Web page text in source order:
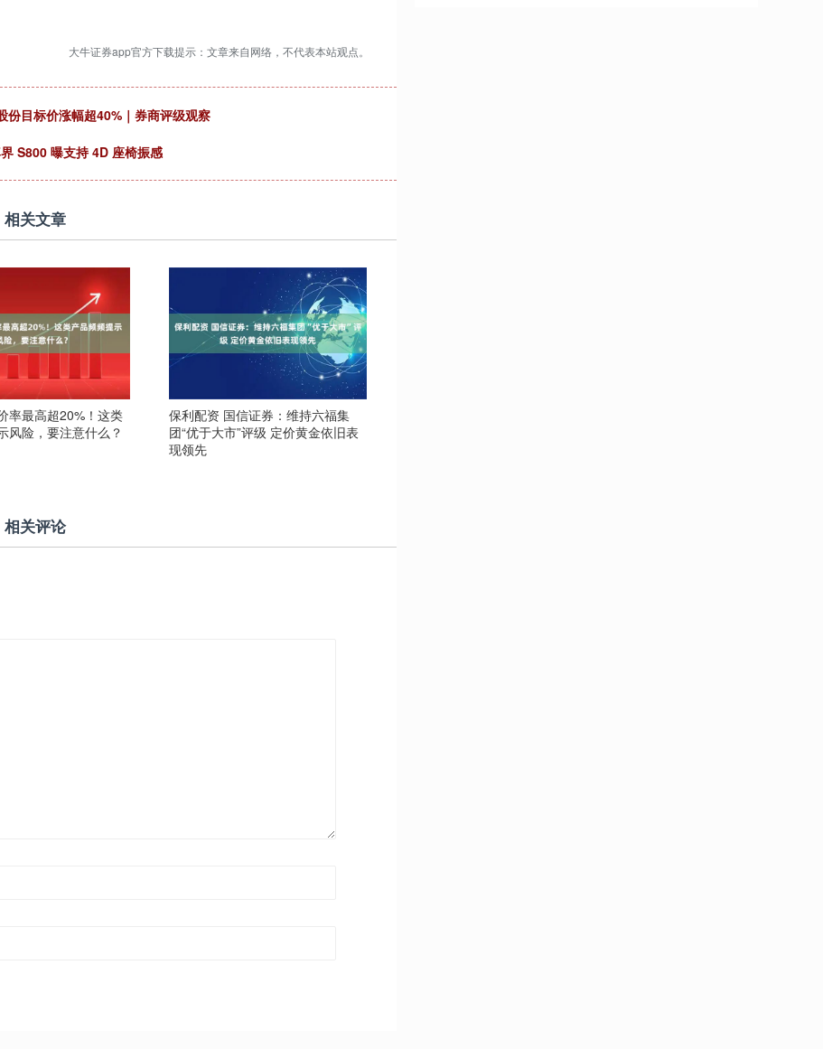
大牛证券app官方下载提示：文章来自网络，不代表本站观点。
份目标价涨幅超40%｜券商评级观察
S800 曝支持 4D 座椅振感
相关文章
率最高超20%！这类
风险，要注意什么？
保利配资 国信证券：维持六福集
团“优于大市”评级 定价黄金依旧表
现领先
相关评论